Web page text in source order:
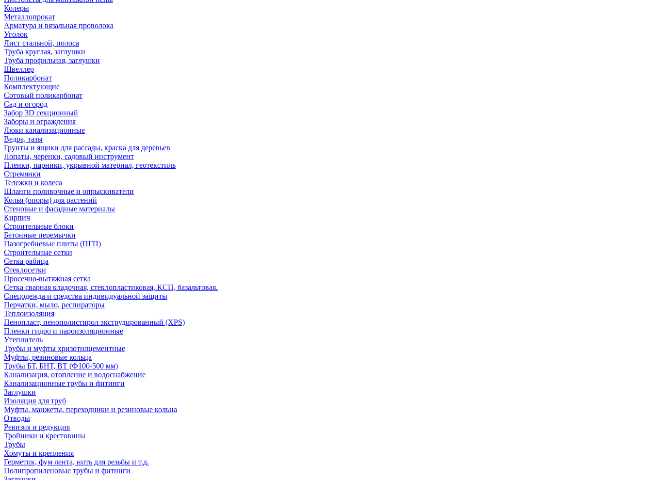
Колеры
Металлопрокат
Арматура и вязальная проволока
Уголок
Лист стальной, полоса
Труба круглая, заглушки
Труба профильная, заглушки
Швеллер
Поликарбонат
Комплектующие
Сотовый поликарбонат
Сад и огород
Забор 3D секционный
Заборы и ограждения
Люки канализационные
Ведра, тазы
Грунты и ящики для рассады, краска для деревьев
Лопаты, черенки, садовый инструмент
Пленки, парники, укрывной материал, геотекстиль
Стремянки
Тележки и колеса
Шланги поливочные и опрыскиватели
Колья (опоры) для растений
Стеновые и фасадные материалы
Кирпич
Строительные блоки
Бетонные перемычки
Пазогребневые плиты (ПГП)
Строительные сетки
Сетка рабица
Стеклосетки
Просечно-вытяжная сетка
Сетка сварная кладочная, стеклопластиковая, КСП, базальтовая.
Спецодежда и средства индивидуальной защиты
Перчатки, мыло, респираторы
Теплоизоляция
Пенопласт, пенополистирол экструдированный (XPS)
Пленки гидро и пароизоляционные
Утеплитель
Трубы и муфты хризотилцементные
Муфты, резиновые кольца
Трубы БТ, БНТ, ВТ (Ф100-500 мм)
Канализация, отопление и водоснабжение
Канализационные трубы и фитинги
Заглушки
Изоляция для труб
Муфты, манжеты, переходники и резиновые кольца
Отводы
Ревизия и редукция
Тройники и крестовины
Трубы
Хомуты и крепления
Герметик, фум лента, нить для резьбы и т.д.
Полипропиленовые трубы и фитинги